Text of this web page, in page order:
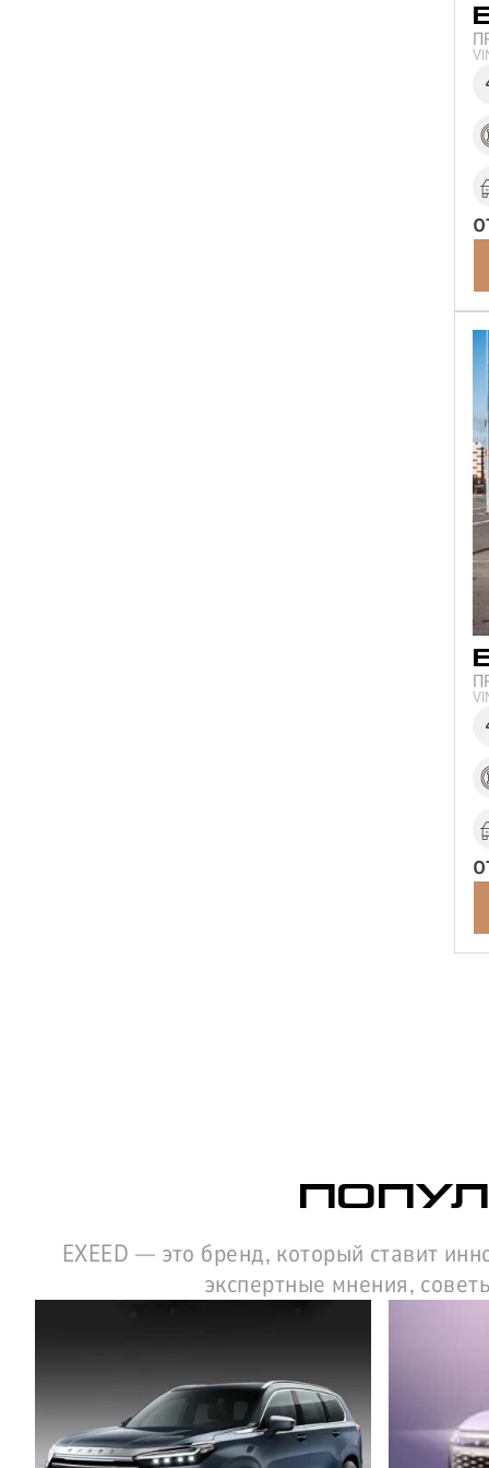
EXEED — это бренд, который ставит
экспертные мнения,